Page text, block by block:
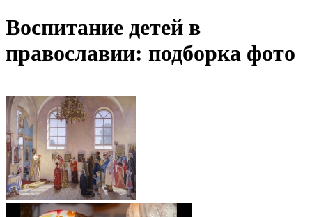
Воспитание детей в
православии: подборка фото